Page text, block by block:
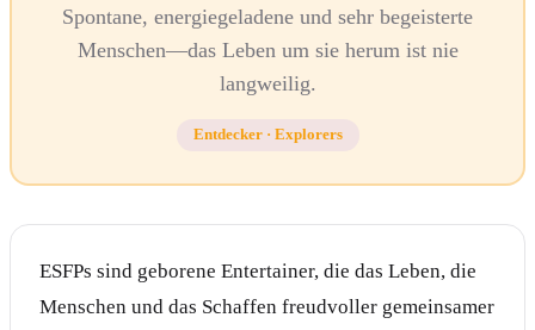
Spontane, energiegeladene und sehr begeisterte
Menschen—das Leben um sie herum ist nie
langweilig.
Entdecker· Explorers
ESFPs sind geborene Entertainer, die das Leben, die
Menschen und das Schaffen freudvoller gemeinsamer